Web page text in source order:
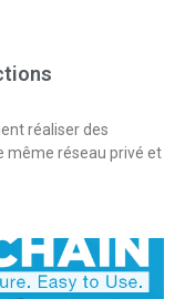
réaliser des
même réseau privé et